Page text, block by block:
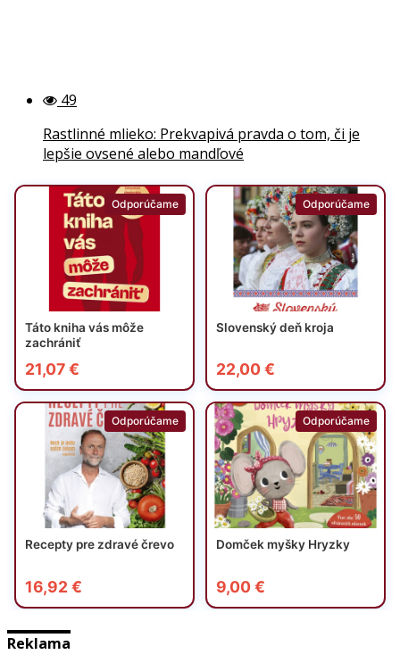
49
Rastlinné mlieko: Prekvapivá pravda o tom, či je
lepšie ovsené alebo mandľové
Reklama